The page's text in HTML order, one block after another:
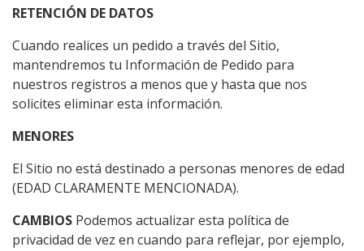
RETENCIÓN DE DATOS
Cuando realices un pedido a través del Sitio,
mantendremos tu Información de Pedido para
nuestros registros a menos que y hasta que nos
solicites eliminar esta información.
MENORES
El Sitio no está destinado a personas menores de edad
(EDAD CLARAMENTE MENCIONADA).
CAMBIOS Podemos actualizar esta política de
privacidad de vez en cuando para reflejar, por ejemplo,